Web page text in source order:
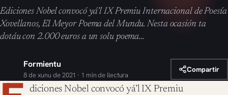
Ediciones Nobel convocó yá’l IX Premiu Internacional de Poesía
Xovellanos, El Meyor Poema del Mundu. Nesta ocasión ta
dotáu con 2.000 euros a un solu poema…
Formientu
8 de xunu de 2021 · 1 min de llectura
Compartir
diciones Nobel convocó yá’l IX Premiu